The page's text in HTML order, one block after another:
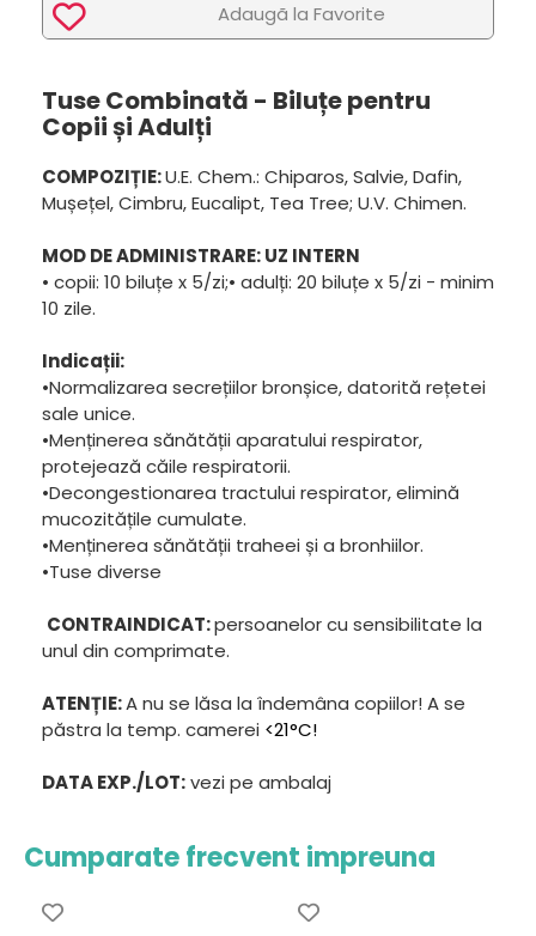
Adaugã la Favorite
Tuse Combinată - Biluțe pentru
Copii și Adulți
COMPOZIȚIE:U.E. Chem.: Chiparos, Salvie, Dafin,
Mușețel, Cimbru, Eucalipt, Tea Tree; U.V. Chimen.
MOD DE ADMINISTRARE: UZ INTERN
• copii: 10 biluțe x 5/zi;• adulți: 20 biluțe x 5/zi - minim
10 zile.
Indicații:
•Normalizarea secrețiilor bronșice, datorită rețetei
sale unice.
•Menținerea sănătății aparatului respirator,
protejează căile respiratorii.
•Decongestionarea tractului respirator, elimină
mucozitățile cumulate.
•Menținerea sănătății traheei și a bronhiilor.
•Tuse diverse
CONTRAINDICAT:persoanelor cu sensibilitate la
unul din comprimate.
ATENȚIE:A nu se lăsa la îndemâna copiilor! A se
păstra la temp. camerei <21°C!
DATA EXP./LOT:vezi pe ambalaj
Cumparate frecvent impreuna